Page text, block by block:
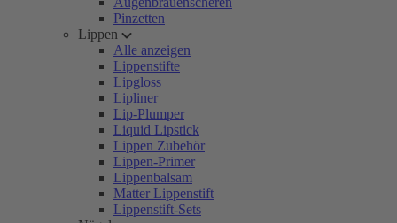
Pinzetten
Lippen
Alle anzeigen
Lippenstifte
Lipgloss
Lipliner
Lip-Plumper
Liquid Lipstick
Lippen Zubehör
Lippen-Primer
Lippenbalsam
Matter Lippenstift
Lippenstift-Sets